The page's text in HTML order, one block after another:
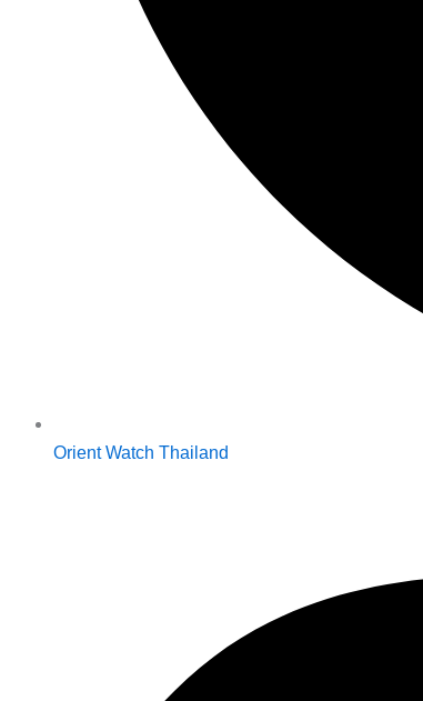
Orient Watch Thailand